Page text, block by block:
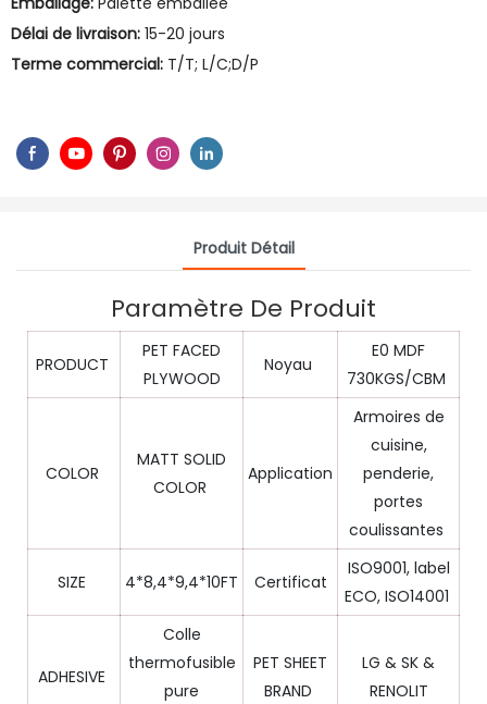
Délai de livraison: 15-20 jours
Terme commercial: T/T; L/C;D/P
Produit Détail
Paramètre De Produit
PRODUCT
PET FACED
PLYWOOD
Noyau
E0 MDF
730KGS/CBM
COLOR
MATT SOLID
COLOR
Application
Armoires de
cuisine,
penderie,
portes
coulissantes
SIZE 4*8,4*9,4*10FT Certificat
ISO9001, label
ECO, ISO14001
ADHESIVE
Colle
thermofusible
pure
PET SHEET
BRAND
LG & SK &
RENOLIT